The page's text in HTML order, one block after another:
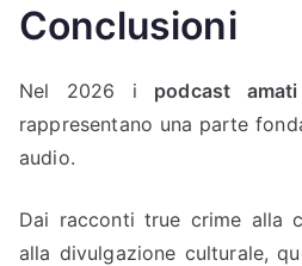
Conclusioni
Nel 2026 i podcast
rappresentano una parte
audio.
Dai racconti true crime alla
alla divulgazione culturale,